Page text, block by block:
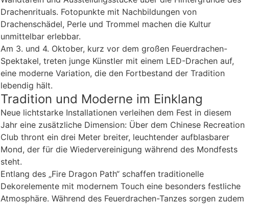
Drachenrituals. Fotopunkte mit Nachbildungen von
Drachenschädel, Perle und Trommel machen die Kultur
unmittelbar erlebbar.
Am 3. und 4. Oktober, kurz vor dem großen Feuerdrachen-
Spektakel, treten junge Künstler mit einem LED-Drachen auf,
eine moderne Variation, die den Fortbestand der Tradition
lebendig hält.
Tradition und Moderne im Einklang
Neue lichtstarke Installationen verleihen dem Fest in diesem
Jahr eine zusätzliche Dimension: Über dem Chinese Recreation
Club thront ein drei Meter breiter, leuchtender aufblasbarer
Mond, der für die Wiedervereinigung während des Mondfests
steht.
Entlang des „Fire Dragon Path“ schaffen traditionelle
Dekorelemente mit modernem Touch eine besonders festliche
Atmosphäre. Während des Feuerdrachen-Tanzes sorgen zudem